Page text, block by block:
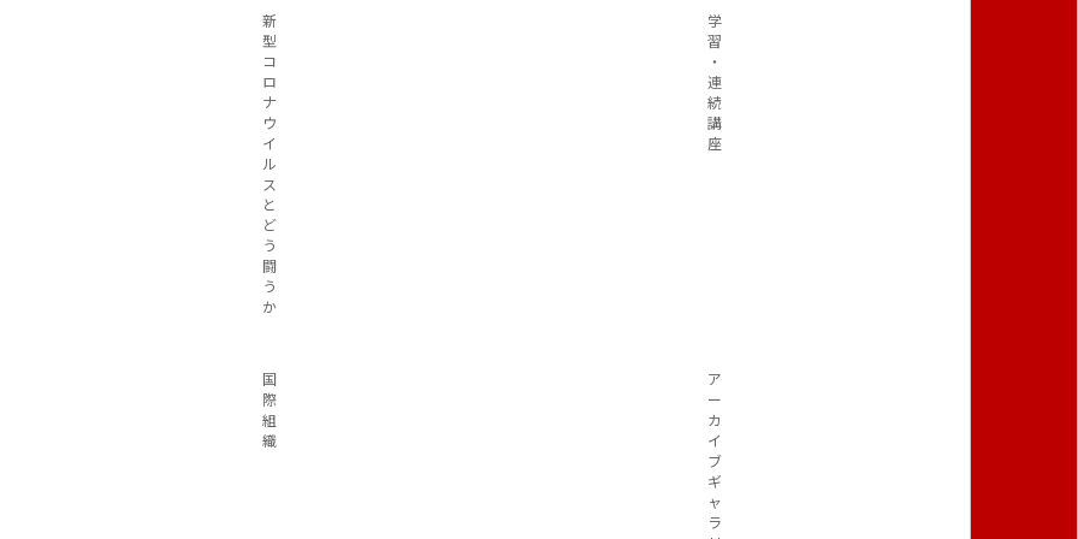
新
型
コ
ロ
ナ
ウ
イ
ル
ス
と
ど
う
闘
う
か
学
習
・
連
続
講
座
国
際
組
織
ア
ー
カ
イ
ブ
ギ
ャ
ラ